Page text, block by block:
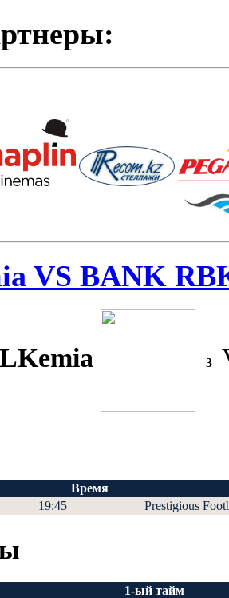
VS BANK
3
Время
19:45 Prestigious
1-ый тайм